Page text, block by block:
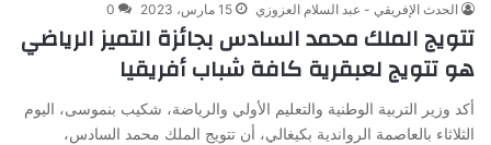
الحدث الإفريقي - عبد السلام العزوزي 15 مارس، 2023 0
تتويج الملك محمد السادس بجائزة التميز الرياضي
هو تتويج لعبقرية كافة شباب أفريقيا
أكد وزير التربية الوطنية والتعليم الأولي والرياضة، شكيب بنموسى، اليوم
الثلاثاء بالعاصمة الرواندية بكيغالي، أن تتويج الملك محمد السادس،